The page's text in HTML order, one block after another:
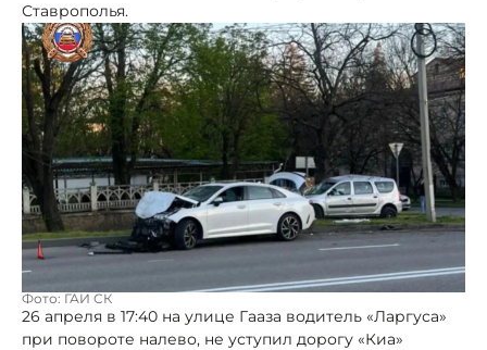
Ставрополья.
Фото: ГАИ СК
26 апреля в 17:40 на улице Гааза водитель «Ларгуса»
при повороте налево, не уступил дорогу «Киа»